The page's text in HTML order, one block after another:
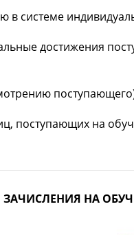
системе
достижения
поступающих на
НА